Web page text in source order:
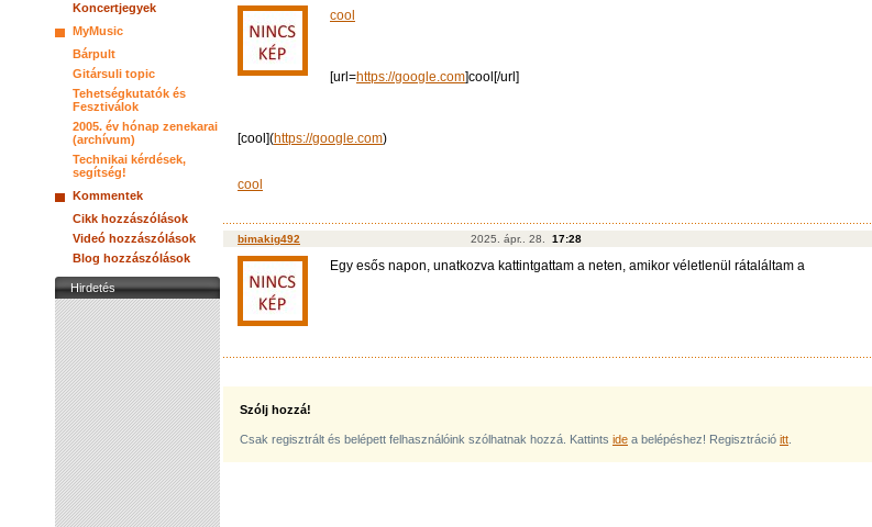
Koncertjegyek
MyMusic
Bárpult
Gitársuli topic
Tehetségkutatók és
Fesztiválok
2005. év hónap zenekarai
(archívum)
Technikai kérdések,
segítség!
Kommentek
Cikk hozzászólások
Videó hozzászólások
Blog hozzászólások
Hirdetés
cool
[url=https://google.com]cool[/url]
[cool](https://google.com)
cool
bimakig492 2025. ápr.. 28. 17:28
Egy esős napon, unatkozva kattintgattam a neten, amikor véletlenül rátaláltam a
Szólj hozzá!
Csak regisztrált és belépett felhasználóink szólhatnak hozzá. Kattints ide a belépéshez! Regisztráció itt